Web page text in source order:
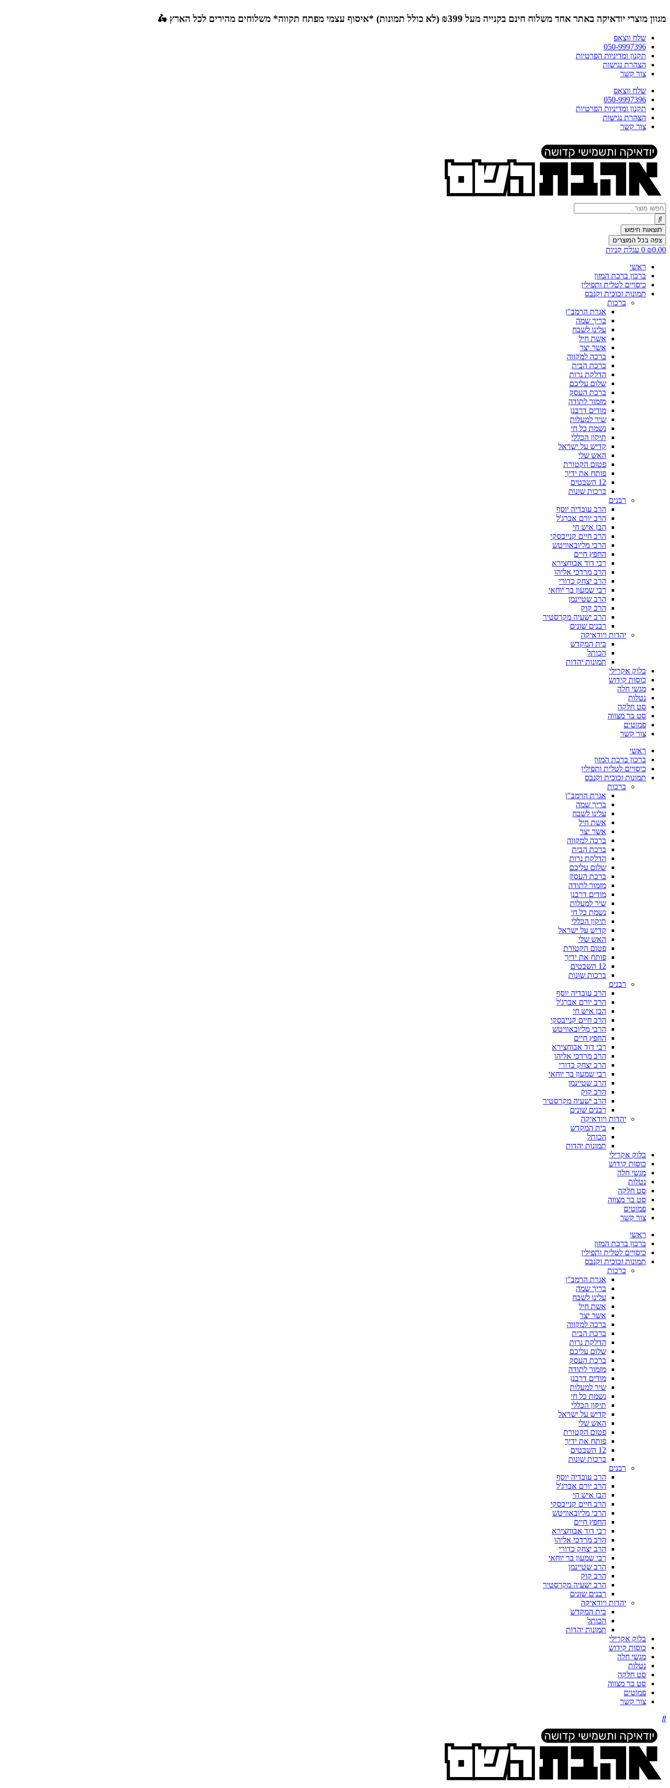
לתוכן
מגוון מוצרי יודאיקה באתר אחד משלוח חינם בקנייה מעל ₪399 (לא כולל תמונות) *איסוף עצמי מפתח תקווה* משלוחים מהירים לכל הארץ 🛵
שלח ווצאפ
050-9997396
תקנון ומדיניות הפרטיות
הצהרת נגישות
צור קשר
שלח ווצאפ
050-9997396
תקנון ומדיניות הפרטיות
הצהרת נגישות
צור קשר
Search
...
תוצאות חיפוש
צפה בכל המוצרים
₪0.00
0 עגלת קניות
ראשי
ברכון ברכת המזון
כיסויים לטלית ותפילין
תמונות זכוכית וקנבס
ברכות
אגרת הרמב"ן
בריך שמה
עלינו לשבח
אשת חיל
אשר יצר
ברכה למקווה
ברכת הבית
הדלקת נרות
שלום עליכם
ברכת העסק
מזמור לתודה
מודים דרבנן
שיר למעלות
נשמת כל חי
תיקון הכללי
קדיש על ישראל
האש שלי
פטום הקטורת
פותח את ידיך
12 השבטים
ברכות שונות
רבנים
הרב עובדיה יוסף
הרב יורם אברג'ל
הבן איש חי
הרב חיים קנייבסקי
הרבי מליובאוויטש
החפץ חיים
רבי דוד אבוחצירא
הרב מרדכי אליהו
הרב יצחק כדורי
רבי שמעון בר יוחאי
הרב שטיינמן
הרב קוק
הרב ישעיה מקרסטיר
רבנים שונים
יהדות ויודאיקה
בית המקדש
הכותל
תמונות יהדות
בלוק אקרילי
כוסות קידוש
מגשי חלה
נטלות
סט חלקה
סט בר מצווה
פמוטים
צור קשר
ראשי
ברכון ברכת המזון
כיסויים לטלית ותפילין
תמונות זכוכית וקנבס
ברכות
אגרת הרמב"ן
בריך שמה
עלינו לשבח
אשת חיל
אשר יצר
ברכה למקווה
ברכת הבית
הדלקת נרות
שלום עליכם
ברכת העסק
מזמור לתודה
מודים דרבנן
שיר למעלות
נשמת כל חי
תיקון הכללי
קדיש על ישראל
האש שלי
פטום הקטורת
פותח את ידיך
12 השבטים
ברכות שונות
רבנים
הרב עובדיה יוסף
הרב יורם אברג'ל
הבן איש חי
הרב חיים קנייבסקי
הרבי מליובאוויטש
החפץ חיים
רבי דוד אבוחצירא
הרב מרדכי אליהו
הרב יצחק כדורי
רבי שמעון בר יוחאי
הרב שטיינמן
הרב קוק
הרב ישעיה מקרסטיר
רבנים שונים
יהדות ויודאיקה
בית המקדש
הכותל
תמונות יהדות
בלוק אקרילי
כוסות קידוש
מגשי חלה
נטלות
סט חלקה
סט בר מצווה
פמוטים
צור קשר
ראשי
ברכון ברכת המזון
כיסויים לטלית ותפילין
תמונות זכוכית וקנבס
ברכות
אגרת הרמב"ן
בריך שמה
עלינו לשבח
אשת חיל
אשר יצר
ברכה למקווה
ברכת הבית
הדלקת נרות
שלום עליכם
ברכת העסק
מזמור לתודה
מודים דרבנן
שיר למעלות
נשמת כל חי
תיקון הכללי
קדיש על ישראל
האש שלי
פטום הקטורת
פותח את ידיך
12 השבטים
ברכות שונות
רבנים
הרב עובדיה יוסף
הרב יורם אברג'ל
הבן איש חי
הרב חיים קנייבסקי
הרבי מליובאוויטש
החפץ חיים
רבי דוד אבוחצירא
הרב מרדכי אליהו
הרב יצחק כדורי
רבי שמעון בר יוחאי
הרב שטיינמן
הרב קוק
הרב ישעיה מקרסטיר
רבנים שונים
יהדות ויודאיקה
בית המקדש
הכותל
תמונות יהדות
בלוק אקרילי
כוסות קידוש
מגשי חלה
נטלות
סט חלקה
סט בר מצווה
פמוטים
צור קשר